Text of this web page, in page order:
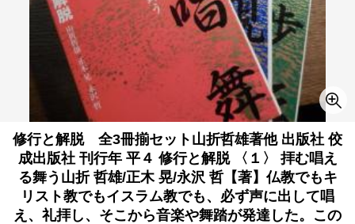
修行と解脱 全3冊揃セット山折哲雄著他 出版社 佼
成出版社 刊行年 平４ 修行と解脱 〈１〉 拝む唱え
る舞う山折 哲雄/正木 晃/永沢 哲【著】仏教でもキ
リスト教でもイスラム教でも、必ず声に出して唱
え、礼拝し、そこから音楽や舞踏が発達した。この